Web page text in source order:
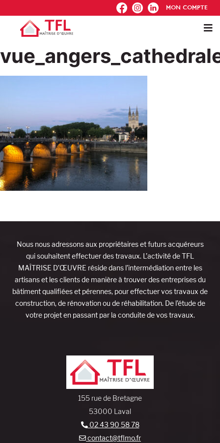
FB IG IN MON COMPTE
Nous nous adressons aux propriétaires et futurs acquéreurs
qui souhaitent effectuer des travaux. L’activité de TFL
MAÎTRISE D’ŒUVRE réside dans l’intermédiation entre les
artisans et les clients de manière à trouver des entreprises du
bâtiment qualifiées et pérennes, pour effectuer vos travaux de
construction, de rénovation ou de réhabilitation. De l’étude de
votre projet en passant par la conduite de vos travaux.
155 rue de Bretagne
53000 Laval
02 43 90 58 78
contact@tflmo.fr